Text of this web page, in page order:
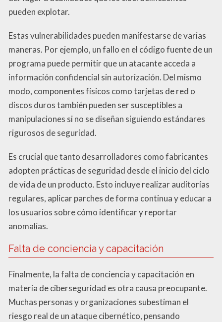
pueden explotar.
Estas vulnerabilidades pueden manifestarse de varias
maneras. Por ejemplo, un fallo en el código fuente de un
programa puede permitir que un atacante acceda a
información confidencial sin autorización. Del mismo
modo, componentes físicos como tarjetas de red o
discos duros también pueden ser susceptibles a
manipulaciones si no se diseñan siguiendo estándares
rigurosos de seguridad.
Es crucial que tanto desarrolladores como fabricantes
adopten prácticas de seguridad desde el inicio del ciclo
de vida de un producto. Esto incluye realizar auditorías
regulares, aplicar parches de forma continua y educar a
los usuarios sobre cómo identificar y reportar
anomalías.
Falta de conciencia y capacitación
Finalmente, la falta de conciencia y capacitación en
materia de ciberseguridad es otra causa preocupante.
Muchas personas y organizaciones subestiman el
riesgo real de un ataque cibernético, pensando